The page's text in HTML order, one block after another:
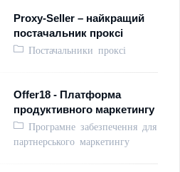
Proxy-Seller – найкращий
постачальник проксі
Постачальники проксі
Offer18 - Платформа
продуктивного маркетингу
Програмне забезпечення для
партнерського маркетингу